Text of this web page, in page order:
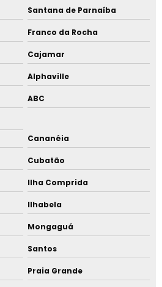
Santana de Parnaíba
Franco da Rocha
Cajamar
Alphaville
ABC
Cananéia
Cubatão
Ilha Comprida
Ilhabela
Mongaguá
Santos
Praia Grande